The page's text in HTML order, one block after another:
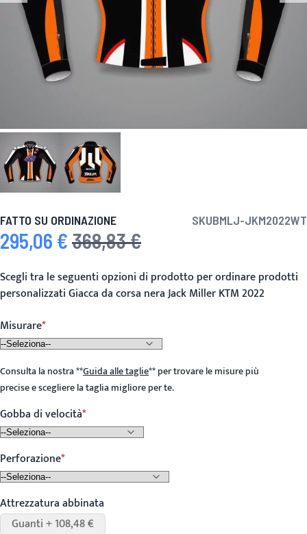
FATTO SU ORDINAZIONE SKUBMLJ-JKM2022WT
Prezzo speciale
295,06 € Prezzo predefinito
368,83 €
Scegli tra le seguenti opzioni di prodotto per ordinare prodotti
personalizzati Giacca da corsa nera Jack Miller KTM 2022
Misurare
Consulta la nostra**Guida alle taglie**per trovare le misure più
precise e scegliere la taglia migliore per te.
Gobba di velocità
Perforazione
Attrezzatura abbinata
Guanti + 108,48 €